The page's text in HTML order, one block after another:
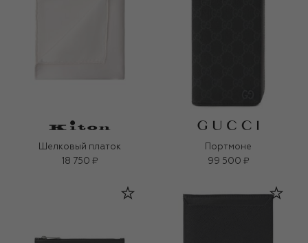
Шелковый платок
18 750 ₽
Портмоне
99 500 ₽